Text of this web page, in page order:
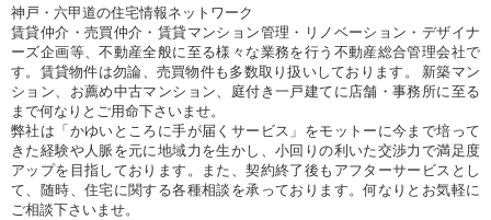
神戸・六甲道の住宅情報ネットワーク
賃貸仲介・売買仲介・賃貸マンション管理・リノベーション・デザイナ
ーズ企画等、不動産全般に至る様々な業務を行う不動産総合管理会社で
す。賃貸物件は勿論、売買物件も多数取り扱いしております。 新築マン
ション、お薦め中古マンション、庭付き一戸建てに店舗・事務所に至る
まで何なりとご用命下さいませ。
弊社は「かゆいところに手が届くサービス」をモットーに今まで培って
きた経験や人脈を元に地域力を生かし、小回りの利いた交渉力で満足度
アップを目指しております。また、契約終了後もアフターサービスとし
て、随時、住宅に関する各種相談を承っております。何なりとお気軽に
ご相談下さいませ。